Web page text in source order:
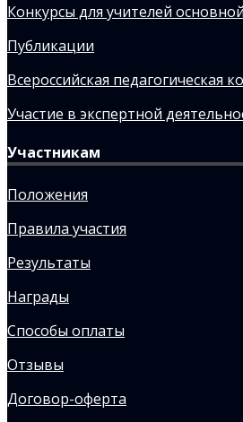
Конкурсы для учителей
Публикации
Всероссийская педагогическая
Участие в экспертной
Участникам
Положения
Правила участия
Результаты
Награды
Способы оплаты
Отзывы
Договор-оферта